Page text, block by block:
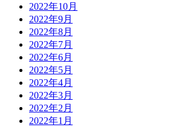
2022年10月
2022年9月
2022年8月
2022年7月
2022年6月
2022年5月
2022年4月
2022年3月
2022年2月
2022年1月